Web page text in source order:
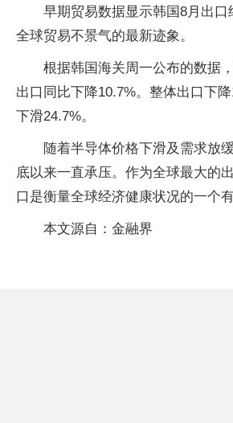
早期贸易数据显示韩国8月出口
全球贸易不景气的最新迹象。
根据韩国海关周一公布的数据
出口同比下降10.7%。整体出口下
下滑24.7%。
随着半导体价格下滑及需求放
底以来一直承压。作为全球最大的
口是衡量全球经济健康状况的一个
本文源自：金融界